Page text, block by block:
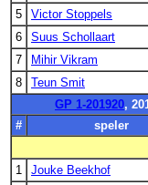
5
Victor Stoppels
6
Suus Schollaart
7
Mihir Vikram
8
Teun Smit
GP 1-201920,
#
speler
1
Jouke Beekhof